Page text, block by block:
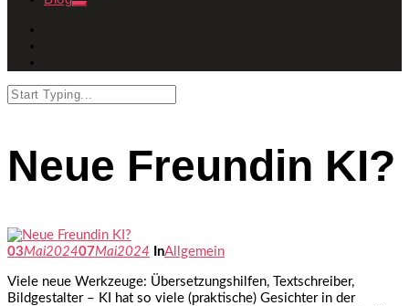
Neue Freundin KI?
03Mai202407Mai2024 InAllgemein
Viele neue Werkzeuge: Übersetzungshilfen, Textschreiber,
Bildgestalter – KI hat so viele (praktische) Gesichter in der